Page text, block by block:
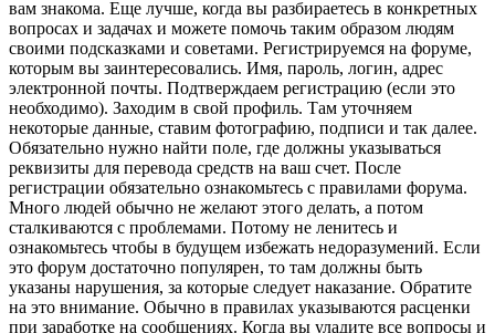
вам знакома. Еще лучше, когда вы разбираетесь в конкретных
вопросах и задачах и можете помочь таким образом людям
своими подсказками и советами. Регистрируемся на форуме,
которым вы заинтересовались. Имя, пароль, логин, адрес
электронной почты. Подтверждаем регистрацию (если это
необходимо). Заходим в свой профиль. Там уточняем
некоторые данные, ставим фотографию, подписи и так далее.
Обязательно нужно найти поле, где должны указываться
реквизиты для перевода средств на ваш счет. После
регистрации обязательно ознакомьтесь с правилами форума.
Много людей обычно не желают этого делать, а потом
сталкиваются с проблемами. Потому не ленитесь и
ознакомьтесь чтобы в будущем избежать недоразумений. Если
это форум достаточно популярен, то там должны быть
указаны нарушения, за которые следует наказание. Обратите
на это внимание. Обычно в правилах указываются расценки
при заработке на сообщениях. Когда вы уладите все вопросы и